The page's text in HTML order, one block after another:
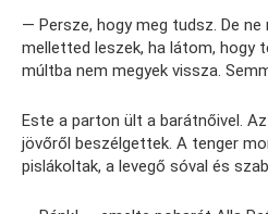
— Persze, hogy meg tudsz. De
melletted leszek, ha látom, hogy
múltba nem megyek vissza.
Este a parton ült a barátnőivel.
jövőről beszélgettek. A tenger
pislákoltak, a levegő sóval és